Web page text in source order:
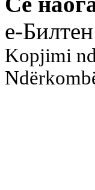
е-
Kopjimi